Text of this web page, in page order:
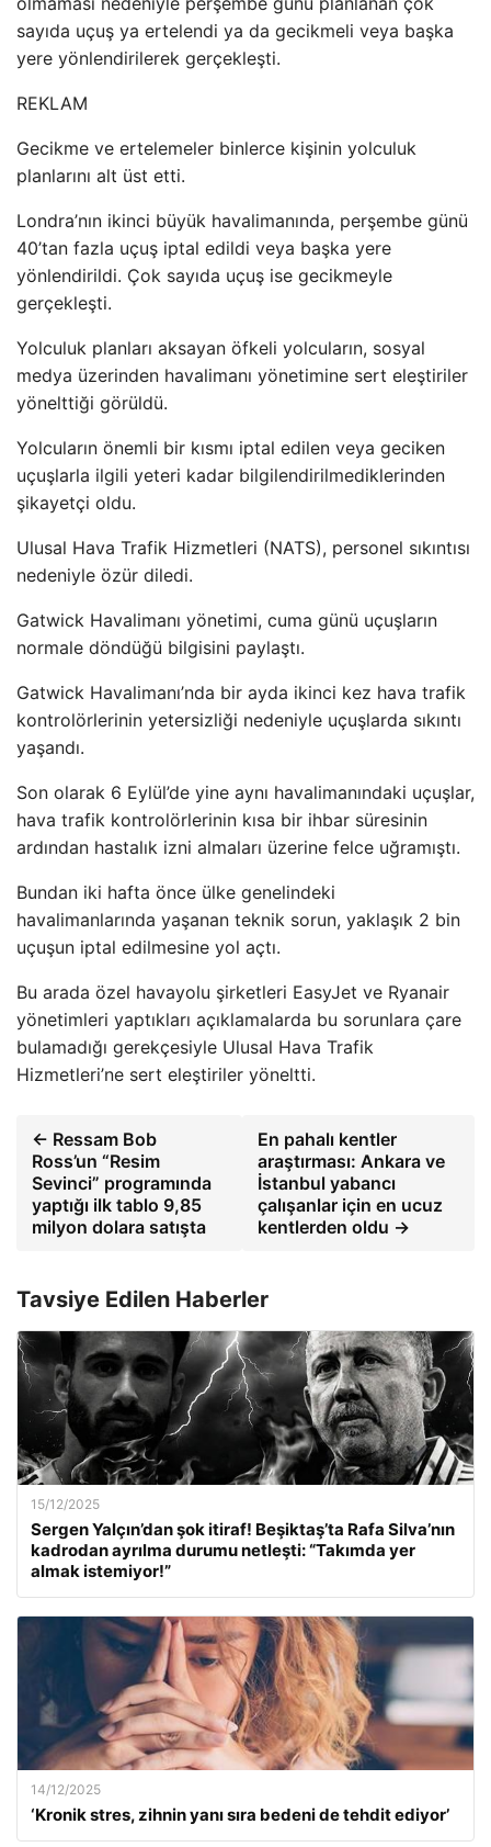
sayıda uçuş ya ertelendi ya da gecikmeli veya başka
yere yönlendirilerek gerçekleşti.
REKLAM
Gecikme ve ertelemeler binlerce kişinin yolculuk
planlarını alt üst etti.
Londra’nın ikinci büyük havalimanında, perşembe günü
40’tan fazla uçuş iptal edildi veya başka yere
yönlendirildi. Çok sayıda uçuş ise gecikmeyle
gerçekleşti.
Yolculuk planları aksayan öfkeli yolcuların, sosyal
medya üzerinden havalimanı yönetimine sert eleştiriler
yönelttiği görüldü.
Yolcuların önemli bir kısmı iptal edilen veya geciken
uçuşlarla ilgili yeteri kadar bilgilendirilmediklerinden
şikayetçi oldu.
Ulusal Hava Trafik Hizmetleri (NATS), personel sıkıntısı
nedeniyle özür diledi.
Gatwick Havalimanı yönetimi, cuma günü uçuşların
normale döndüğü bilgisini paylaştı.
Gatwick Havalimanı’nda bir ayda ikinci kez hava trafik
kontrolörlerinin yetersizliği nedeniyle uçuşlarda sıkıntı
yaşandı.
Son olarak 6 Eylül’de yine aynı havalimanındaki uçuşlar,
hava trafik kontrolörlerinin kısa bir ihbar süresinin
ardından hastalık izni almaları üzerine felce uğramıştı.
Bundan iki hafta önce ülke genelindeki
havalimanlarında yaşanan teknik sorun, yaklaşık 2 bin
uçuşun iptal edilmesine yol açtı.
Bu arada özel havayolu şirketleri EasyJet ve Ryanair
yönetimleri yaptıkları açıklamalarda bu sorunlara çare
bulamadığı gerekçesiyle Ulusal Hava Trafik
Hizmetleri’ne sert eleştiriler yöneltti.
← Ressam Bob
Ross’un “Resim
Sevinci” programında
yaptığı ilk tablo 9,85
milyon dolara satışta
En pahalı kentler
araştırması: Ankara ve
İstanbul yabancı
çalışanlar için en ucuz
kentlerden oldu →
Tavsiye Edilen Haberler
15/12/2025
Sergen Yalçın’dan şok itiraf! Beşiktaş’ta Rafa Silva’nın
kadrodan ayrılma durumu netleşti: “Takımda yer
almak istemiyor!”
14/12/2025
‘Kronik stres, zihnin yanı sıra bedeni de tehdit ediyor’